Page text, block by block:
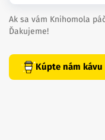
Ak sa vám Knihomola
Ďakujeme!
Kúpte nám kávu